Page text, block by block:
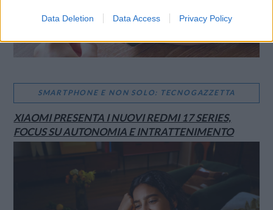
Data Deletion Data Access Privacy Policy
SMARTPHONE E NON SOLO: TECNOGAZZETTA
XIAOMI PRESENTA I NUOVI REDMI 17 SERIES,
FOCUS SU AUTONOMIA E INTRATTENIMENTO